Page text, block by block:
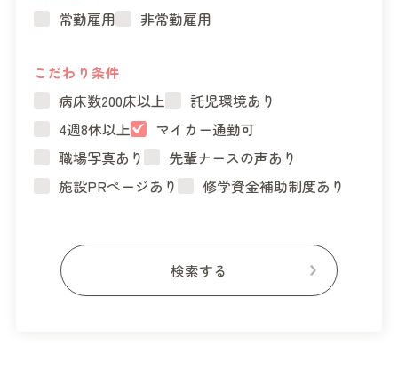
常勤雇用 非常勤雇用
こだわり条件
病床数200床以上
託児環境あり
4週8休以上
マイカー通勤可
職場写真あり
先輩ナースの声あり
施設PRページあり
修学資金補助制度あり